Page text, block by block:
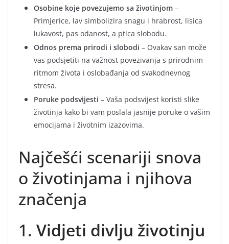
Osobine koje povezujemo sa životinjom –
Primjerice, lav simbolizira snagu i hrabrost, lisica
lukavost, pas odanost, a ptica slobodu.
Odnos prema prirodi i slobodi – Ovakav san može
vas podsjetiti na važnost povezivanja s prirodnim
ritmom života i oslobađanja od svakodnevnog
stresa.
Poruke podsvijesti – Vaša podsvijest koristi slike
životinja kako bi vam poslala jasnije poruke o vašim
emocijama i životnim izazovima.
Najčešći scenariji snova
o životinjama i njihova
značenja
1. Vidjeti divlju životinju